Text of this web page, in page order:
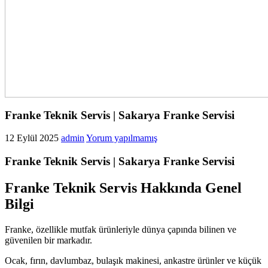
Franke Teknik Servis | Sakarya Franke Servisi
12 Eylül 2025 admin Yorum yapılmamış
Franke Teknik Servis | Sakarya Franke Servisi
Franke Teknik Servis Hakkında Genel
Bilgi
Franke, özellikle mutfak ürünleriyle dünya çapında bilinen ve
güvenilen bir markadır.
Ocak, fırın, davlumbaz, bulaşık makinesi, ankastre ürünler ve küçük